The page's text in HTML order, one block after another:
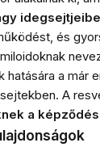
és
hatására a már
A
a